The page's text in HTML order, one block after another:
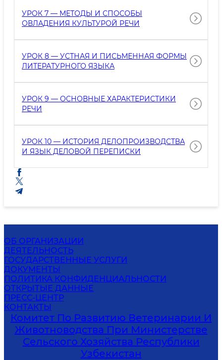
УРОК 7 — МЕТОДЫ И СПОСОБЫ
ОВЛАДЕНИЯ КУЛЬТУРОЙ РЕЧИ
УРОК 8 — УСТНАЯ И ПИСЬМЕННАЯ ФОРМЫ
ЛИТЕРАТУРНОГО ЯЗЫКА
УРОК 9 — ОСНОВНЫЕ ХАРАКТЕРИСТИКИ
РЕЧИ
УРОК 10 — ИСТОРИЯ ДЕЛОПРОИЗВОДСТВА
И ЯЗЫК ДЕЛОВОЙ ПЕРЕПИСКИ
ОБ ОРГАНИЗАЦИИ
ДЕЯТЕЛЬНОСТЬ
ГОСУДАРСТВЕННЫЕ УСЛУГИ
ДОКУМЕНТЫ
ПОЛИТИКА КОНФИДЕНЦИАЛЬНОСТИ
ОТКРЫТЫЕ ДАННЫЕ
ПРЕСС-ЦЕНТР
КОНТАКТЫ
Комитет По Развитию Ветеринарии И
Животноводства При Министерстве
Сельского Хозяйства Республики
Узбекистан